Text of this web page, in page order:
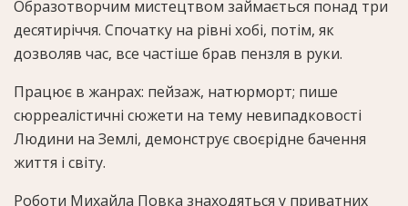
Образотворчим мистецтвом займається понад три
десятиріччя. Спочатку на рівні хобі, потім, як
дозволяв час, все частіше брав пензля в руки.
Працює в жанрах: пейзаж, натюрморт; пише
сюрреалістичні сюжети на тему невипадковості
Людини на Землі, демонструє своєрідне бачення
життя і світу.
Роботи Михайла Повка знаходяться у приватних